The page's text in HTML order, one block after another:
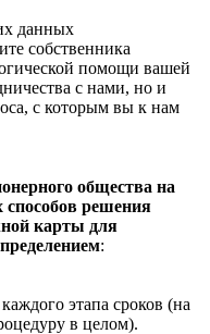
данных
собственника
помощи вашей
с нами, но и
с которым вы к нам
общества на
решения
карты для
:
этапа сроков (на
в целом).